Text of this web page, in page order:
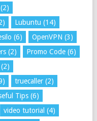
(2)
Lubuntu (14)
(6) OpenVPN (3)
(2) Promo Code(6)
(2)
truecaller(2)
Tips(6)
video tutorial (4)